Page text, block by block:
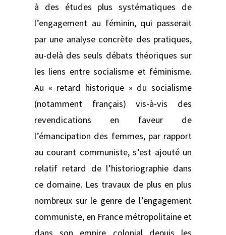
à des études plus systématiques de
l’engagement au féminin, qui passerait
par une analyse concrète des pratiques,
au-delà des seuls débats théoriques sur
les liens entre socialisme et féminisme.
Au « retard historique » du socialisme
(notamment français) vis-à-vis des
revendications en faveur de
l’émancipation des femmes, par rapport
au courant communiste, s’est ajouté un
relatif retard de l’historiographie dans
ce domaine. Les travaux de plus en plus
nombreux sur le genre de l’engagement
communiste, en France métropolitaine et